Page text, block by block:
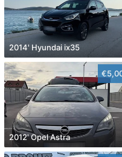
2014' Hyundai ix35
2012' Opel Astra